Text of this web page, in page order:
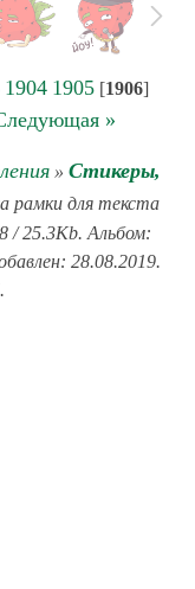
1904 1905 [1906]
»
» Стикеры,
рамки для текста
/ 25.3Kb. Альбом:
28.08.2019.